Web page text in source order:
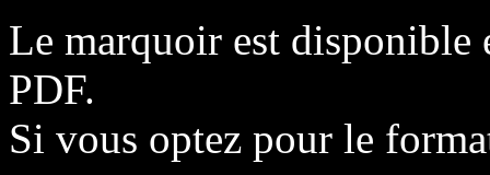
Le marquoir est disponible
PDF.
Si vous optez pour le